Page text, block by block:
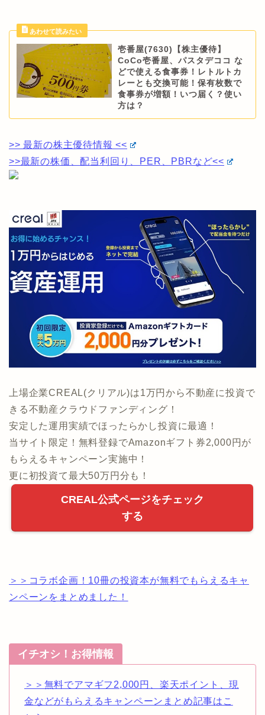
壱番屋(7630)【株主優待】
CoCo壱番屋、パスタデココ な
どで使える食事券！レトルトカ
レーとも交換可能！保有枚数で
食事券が増額！いつ届く？使い
方は？
>> 最新の株主優待情報 <<
>>最新の株価、配当利回り、PER、PBRなど<<
上場企業CREAL(クリアル)は1万円から不動産に投資で
きる不動産クラウドファンディング！
安定した運用実績でほったらかし投資に最適！
当サイト限定！無料登録でAmazonギフト券2,000円が
もらえるキャンペーン実施中！
更に初投資て最大50万円分も！
CREAL公式ページをチェック
する
＞＞コラボ企画！10冊の投資本が無料でもらえるキャ
ンペーンをまとめました！
イチオシ！お得情報
＞＞無料でアマギフ2,000円、楽天ポイント、現
金などがもらえるキャンペーンまとめ記事はこ